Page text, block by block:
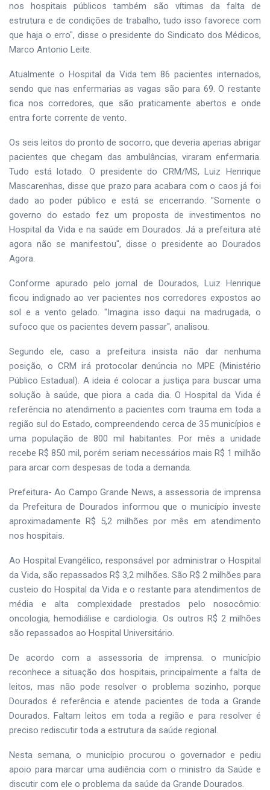
nos hospitais públicos também são vítimas da falta de
estrutura e de condições de trabalho, tudo isso favorece com
que haja o erro", disse o presidente do Sindicato dos Médicos,
Marco Antonio Leite.
Atualmente o Hospital da Vida tem 86 pacientes internados,
sendo que nas enfermarias as vagas são para 69. O restante
fica nos corredores, que são praticamente abertos e onde
entra forte corrente de vento.
Os seis leitos do pronto de socorro, que deveria apenas abrigar
pacientes que chegam das ambulâncias, viraram enfermaria.
Tudo está lotado. O presidente do CRM/MS, Luiz Henrique
Mascarenhas, disse que prazo para acabara com o caos já foi
dado ao poder público e está se encerrando. "Somente o
governo do estado fez um proposta de investimentos no
Hospital da Vida e na saúde em Dourados. Já a prefeitura até
agora não se manifestou", disse o presidente ao Dourados
Agora.
Conforme apurado pelo jornal de Dourados, Luiz Henrique
ficou indignado ao ver pacientes nos corredores expostos ao
sol e a vento gelado. "Imagina isso daqui na madrugada, o
sufoco que os pacientes devem passar", analisou.
Segundo ele, caso a prefeitura insista não dar nenhuma
posição, o CRM irá protocolar denúncia no MPE (Ministério
Público Estadual). A ideia é colocar a justiça para buscar uma
solução à saúde, que piora a cada dia. O Hospital da Vida é
referência no atendimento a pacientes com trauma em toda a
região sul do Estado, compreendendo cerca de 35 municípios e
uma população de 800 mil habitantes. Por mês a unidade
recebe R$ 850 mil, porém seriam necessários mais R$ 1 milhão
para arcar com despesas de toda a demanda.
Prefeitura- Ao Campo Grande News, a assessoria de imprensa
da Prefeitura de Dourados informou que o município investe
aproximadamente R$ 5,2 milhões por mês em atendimento
nos hospitais.
Ao Hospital Evangélico, responsável por administrar o Hospital
da Vida, são repassados R$ 3,2 milhões. São R$ 2 milhões para
custeio do Hospital da Vida e o restante para atendimentos de
média e alta complexidade prestados pelo nosocômio:
oncologia, hemodiálise e cardiologia. Os outros R$ 2 milhões
são repassados ao Hospital Universitário.
De acordo com a assessoria de imprensa. o município
reconhece a situação dos hospitais, principalmente a falta de
leitos, mas não pode resolver o problema sozinho, porque
Dourados é referência e atende pacientes de toda a Grande
Dourados. Faltam leitos em toda a região e para resolver é
preciso rediscutir toda a estrutura da saúde regional.
Nesta semana, o município procurou o governador e pediu
apoio para marcar uma audiência com o ministro da Saúde e
discutir com ele o problema da saúde da Grande Dourados.